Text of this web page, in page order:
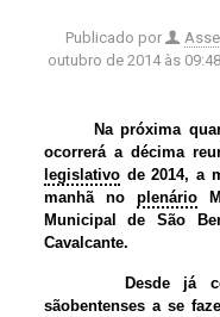
Publicado por
outubro de 2014 às 09:48
Na próxima
ocorrerá a décima
legislativode 2014, a
manhã noplenário
Municipal de São
Cavalcante.
Desde já
sãobentenses a se